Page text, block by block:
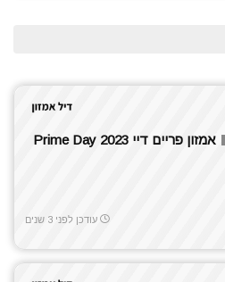
אמזון פריים דיי 2023 Prime Day
עודכן לפני 3 שנים